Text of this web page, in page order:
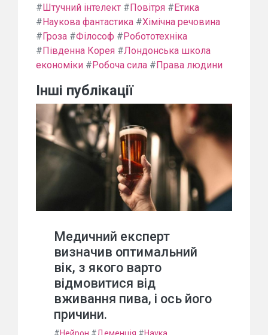
# Штучний інтелект # Повітря # Етика
# Наукова фантастика #Хімічна речовина
# Гроза #Філософ # Робототехніка
# Південна Корея #Лондонська школа
економіки # Робоча сила # Права людини
Інші публікації
Медичний експерт
визначив оптимальний
вік, з якого варто
відмовитися від
вживання пива, і ось його
причини.